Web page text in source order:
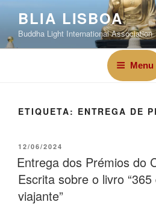
BLIA LISBOA
Buddha Light International Association
Menu
ETIQUETA: ENTREGA DE
12/06/2024
Entrega dos Prémios do
Escrita sobre o livro
viajante”